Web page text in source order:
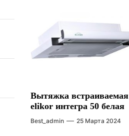
Вытяжка встраиваемая
elikor интегра 50 белая
Best_admin 25 Марта 2024